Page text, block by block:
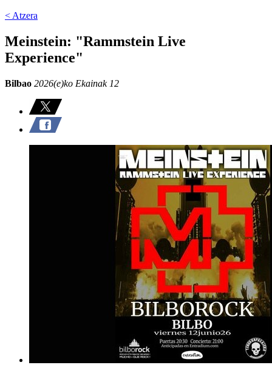
< Atzera
Meinstein: "Rammstein Live
Experience"
Bilbao 2026(e)ko Ekainak 12